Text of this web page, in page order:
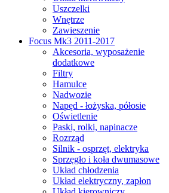
Uszczelki
Wnętrze
Zawieszenie
Focus Mk3 2011-2017
Akcesoria, wyposażenie
dodatkowe
Filtry
Hamulce
Nadwozie
Napęd - łożyska, półosie
Oświetlenie
Paski, rolki, napinacze
Rozrząd
Silnik - osprzęt, elektryka
Sprzęgło i koła dwumasowe
Układ chłodzenia
Układ elektryczny, zapłon